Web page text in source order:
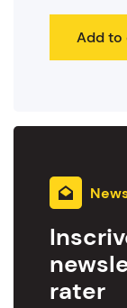
Add to
rater